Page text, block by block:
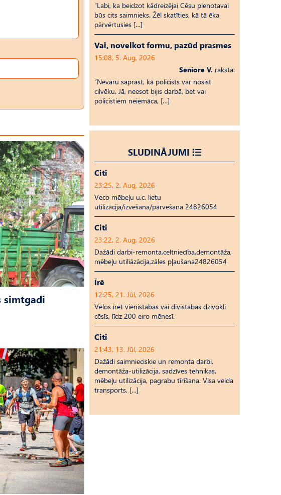
simtgadi
“Labi, ka beidzot kādreizējai Cēsu pienotavai
būs cits saimnieks. Žēl skatīties, kā tā ēka
pārvērtusies […]
Vai, novelkot formu, pazūd prasmes
15:08, 5. Aug, 2026
Seniore V. raksta:
“Nevaru saprast, kā policists var nosist
cilvēku. Jā, neesot bijis darbā, bet vai
policistiem neiemāca, […]
SLUDINĀJUMI
Citi
23:25, 2. Aug, 2026
Veco mēbeļu u.c. lietu
utilizācija/izvešana/pārvešana 24826054
Citi
23:22, 2. Aug, 2026
Dažādi darbi-remonta,celtniecība,demontāža,
mēbeļu utiliāzācija,zāles pļaušana24826054
Īrē
12:25, 21. Jūl, 2026
Vēlos īrēt vienistabas vai divistabas dzīvokli
cēsīs, līdz 200 eiro mēnesī.
Citi
21:43, 13. Jūl, 2026
Dažādi saimnieciskie un remonta darbi,
demontāža-utilizācija, sadzīves tehnikas,
mēbeļu utilizācija, pagrabu tīrīšana. Visa veida
transports. […]